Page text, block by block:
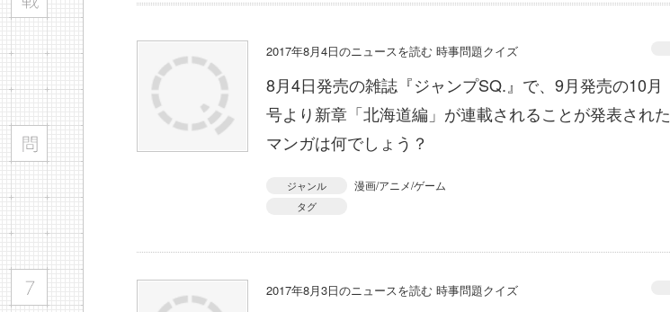
2017年8月4日のニュースを読む 時事問題クイズ
8月4日発売の雑誌『ジャンプSQ.』で、9月発売の10月
号より新章「北海道編」が連載されることが発表された
マンガは何でしょう？
ジャンル 漫画/アニメ/ゲーム
タグ
2017年8月3日のニュースを読む 時事問題クイズ